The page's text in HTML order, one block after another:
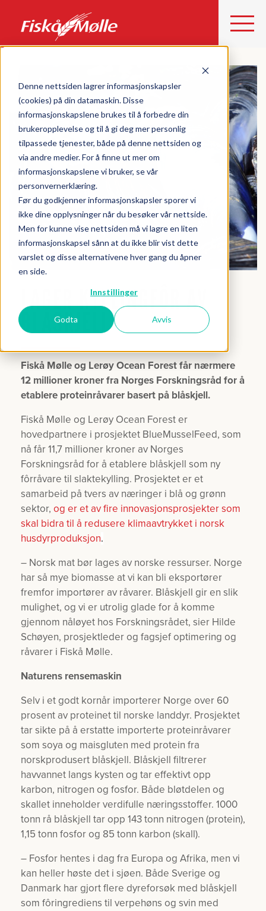
Denne nettsiden lagrer informasjonskapsler
(cookies) på din datamaskin. Disse
informasjonskapslene brukes til å forbedre din
brukeropplevelse og til å gi deg mer personlig
tilpassede tjenester, både på denne nettsiden og
via andre medier. For å finne ut mer om
informasjonskapslene vi bruker, se vår
personvernerklæring.
Før du godkjenner informasjonskapsler sporer vi
ikke dine opplysninger når du besøker vår nettside.
Men for kunne vise nettsiden må vi lagre en liten
informasjonskapsel sånn at du ikke blir vist dette
varslet og disse alternativene hver gang du åpner
en side.
Innstillinger
Godta Avvis
LAGER KYLLINGFÔR AV
BLÅSKJELL
Fiskå Mølle og Lerøy Ocean Forest får nærmere
12 millioner kroner fra Norges Forskningsråd for å
etablere proteinråvarer basert på blåskjell.
Fiskå Mølle og Lerøy Ocean Forest er
hovedpartnere i prosjektet BlueMusselFeed, som
nå får 11,7 millioner kroner av Norges
Forskningsråd for å etablere blåskjell som ny
fôrråvare til slaktekylling. Prosjektet er et
samarbeid på tvers av næringer i blå og grønn
sektor, og er et av fire innovasjonsprosjekter som
skal bidra til å redusere klimaavtrykket i norsk
husdyrproduksjon.
– Norsk mat bør lages av norske ressurser. Norge
har så mye biomasse at vi kan bli eksportører
fremfor importører av råvarer. Blåskjell gir en slik
mulighet, og vi er utrolig glade for å komme
gjennom nåløyet hos Forskningsrådet, sier Hilde
Schøyen, prosjektleder og fagsjef optimering og
råvarer i Fiskå Mølle.
Naturens rensemaskin
Selv i et godt kornår importerer Norge over 60
prosent av proteinet til norske landdyr. Prosjektet
tar sikte på å erstatte importerte proteinråvarer
som soya og maisgluten med protein fra
norskprodusert blåskjell. Blåskjell filtrerer
havvannet langs kysten og tar effektivt opp
karbon, nitrogen og fosfor. Både bløtdelen og
skallet inneholder verdifulle næringsstoffer. 1000
tonn rå blåskjell tar opp 143 tonn nitrogen (protein),
1,15 tonn fosfor og 85 tonn karbon (skall).
– Fosfor hentes i dag fra Europa og Afrika, men vi
kan heller høste det i sjøen. Både Sverige og
Danmark har gjort flere dyreforsøk med blåskjell
som fôringrediens til verpehøns og svin med